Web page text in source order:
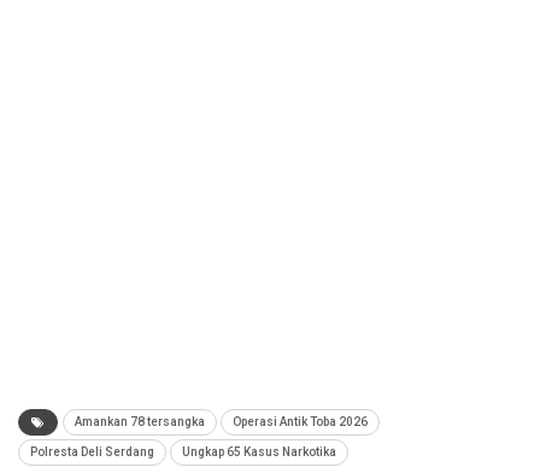
Amankan 78 tersangka Operasi Antik Toba 2026
Polresta Deli Serdang Ungkap 65 Kasus Narkotika